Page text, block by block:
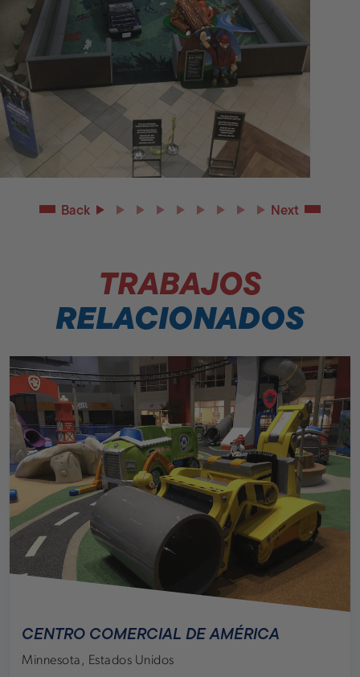
Back Next
TRABAJOS
RELACIONADOS
CENTRO COMERCIAL DE AMÉRICA
Minnesota, Estados Unidos